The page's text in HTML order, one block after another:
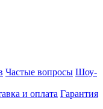
Частые вопросы Шоу-
и оплата Гарантия